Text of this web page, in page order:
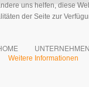
UNTERNEHMEN
uns helfen, diese
der Seite zur
Weitere Informationen